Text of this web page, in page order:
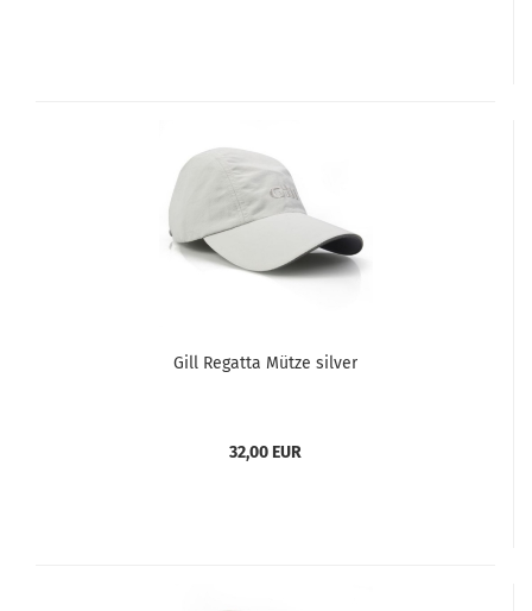
Gill Regatta Mütze silver
32,00 EUR